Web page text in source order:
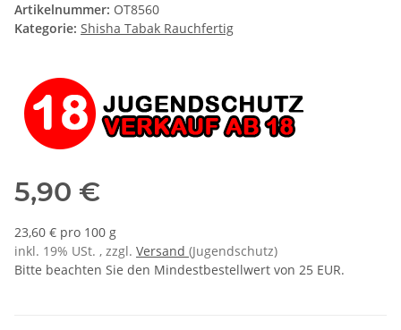
Artikelnummer: OT8560
Kategorie: Shisha Tabak Rauchfertig
5,90 €
23,60 € pro 100 g
inkl. 19% USt. , zzgl. Versand (Jugendschutz)
Bitte beachten Sie den Mindestbestellwert von 25 EUR.